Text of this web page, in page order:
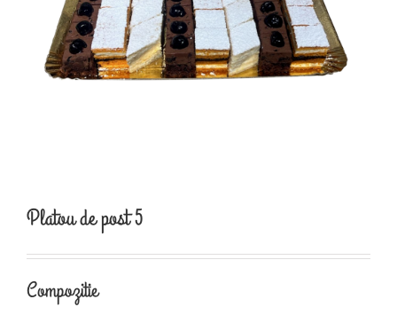
Platou de post 5
Compozitie